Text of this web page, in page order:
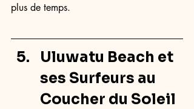
plus de temps.
Uluwatu Beach et
ses Surfeurs au
Coucher du Soleil